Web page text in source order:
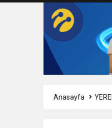
Anasayfa